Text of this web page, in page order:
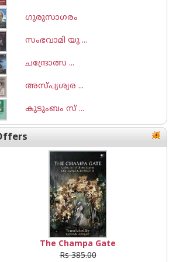
ഗുരുസാഗരം
സംഭവാമി യു ...
ചന്ദ്രോത്സ ...
അസ്പ്യശ്യര ...
കുടുംബം സ് ...
The Champa Gate
Rs 385.00